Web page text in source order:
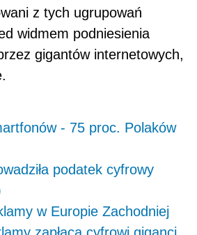
z tych ugrupowań
widmem podniesienia
gigantów internetowych,
- 75 proc. Polaków
podatek cyfrowy
w Europie Zachodniej